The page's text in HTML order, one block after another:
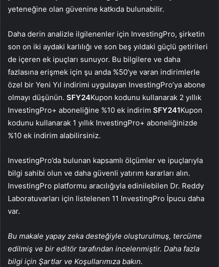
yeteneğine olan güvenine katkıda bulunabilir.
Daha derin analizle ilgilenenler için InvestingPro, şirketin
son on iki aydaki karlılığı ve son beş yıldaki güçlü getirileri
de içeren ek ipuçları sunuyor. Bu bilgilere ve daha
fazlasına erişmek için şu anda %50’ye varan indirimlerle
özel bir Yeni Yıl indirimi uygulayan InvestingPro’ya abone
olmayı düşünün. SFY24Kupon kodunu kullanarak 2 yıllık
InvestingPro+ aboneliğine %10 ek indirim SFY241Kupon
kodunu kullanarak 1 yıllık InvestingPro+ aboneliğinizde
%10 ek indirim alabilirsiniz.
InvestingPro’da bulunan kapsamlı ölçümler ve ipuçlarıyla
bilgi sahibi olun ve daha güvenli yatırım kararları alın.
InvestingPro platformu aracılığıyla edinilebilen Dr. Reddy
Laboratuvarları için listelenen 11 InvestingPro İpucu daha
var.
Bu makale yapay zeka desteğiyle oluşturulmuş, tercüme
edilmiş ve bir editör tarafından incelenmiştir. Daha fazla
bilgi için Şartlar ve Koşullarımıza bakın.